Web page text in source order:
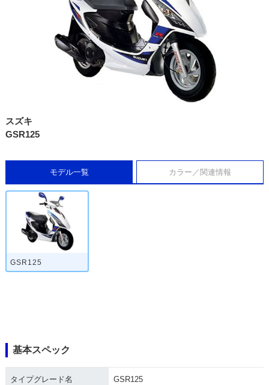
スズキ
GSR125
モデル一覧 カラー／関連情報
GSR125
基本スペック
タイプグレード名 GSR125